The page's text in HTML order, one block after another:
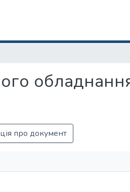
про документ